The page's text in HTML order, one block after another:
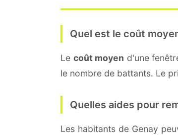
Quel est le coût
Le coût moyen d'une
le nombre de battants. Le
Quelles aides pour
Les habitants de Genay